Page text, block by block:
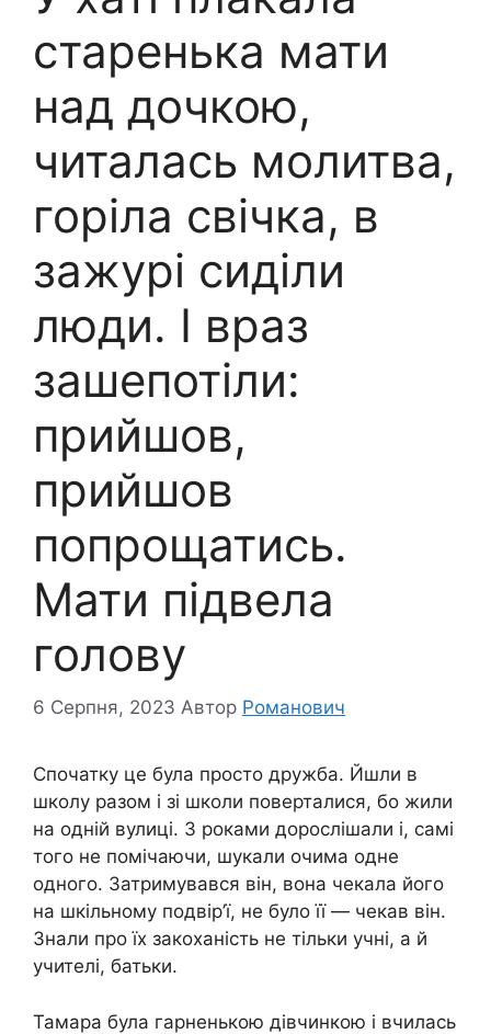
старенька мати
над дочкою,
читалась молитва,
горіла свічка, в
зажурі сиділи
люди. І враз
зашепотіли:
прийшов,
прийшов
попрощатись.
Мати підвела
голову
6 Серпня, 2023 Автор Романович
Спочатку це була просто дружба. Йшли в
школу разом і зі школи поверталися, бо жили
на одній вулиці. З роками дорослішали і, самі
того не помічаючи, шукали очима одне
одного. Затримувався він, вона чекала його
на шкільному подвір’ї, не було її — чекав він.
Знали про їх закоханість не тільки учні, а й
учителі, батьки.
Тамара була гарненькою дівчинкою і вчилась